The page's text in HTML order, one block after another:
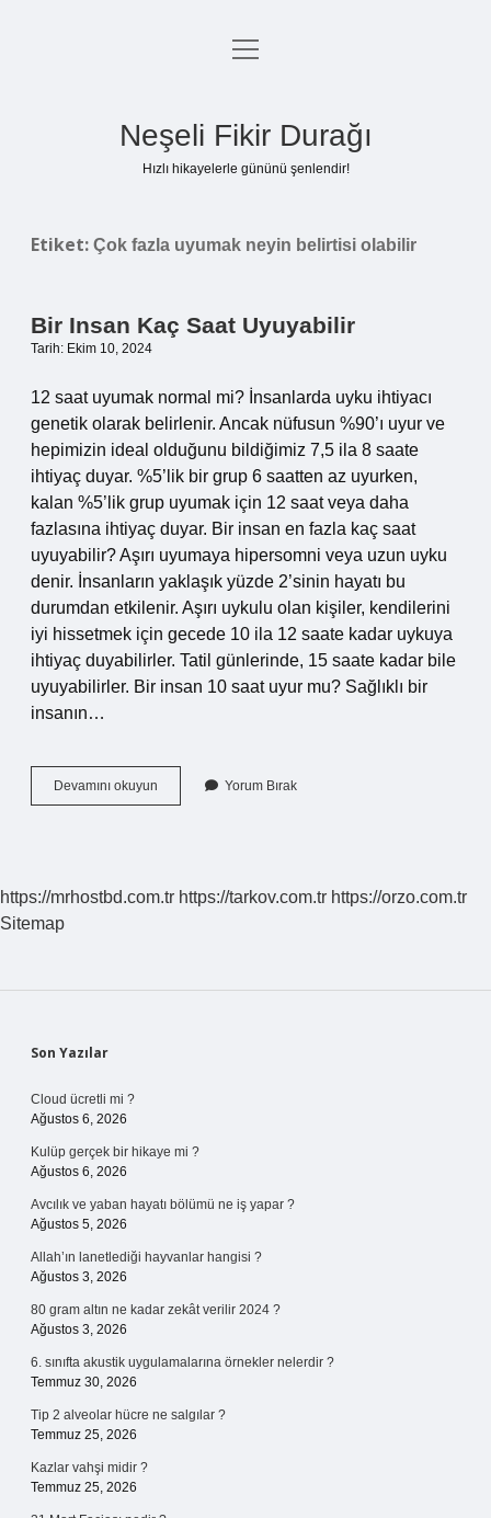
Anasayfa
menüyü
Neşeli Fikir Durağı
Hızlı hikayelerle gününü şenlendir!
Etiket: Çok fazla uyumak neyin belirtisi olabilir
Bir Insan Kaç Saat Uyuyabilir
Tarih: Ekim 10, 2024
12 saat uyumak normal mi? İnsanlarda uyku ihtiyacı
genetik olarak belirlenir. Ancak nüfusun %90’ı uyur ve
hepimizin ideal olduğunu bildiğimiz 7,5 ila 8 saate
ihtiyaç duyar. %5’lik bir grup 6 saatten az uyurken,
kalan %5’lik grup uyumak için 12 saat veya daha
fazlasına ihtiyaç duyar. Bir insan en fazla kaç saat
uyuyabilir? Aşırı uyumaya hipersomni veya uzun uyku
denir. İnsanların yaklaşık yüzde 2’sinin hayatı bu
durumdan etkilenir. Aşırı uykulu olan kişiler, kendilerini
iyi hissetmek için gecede 10 ila 12 saate kadar uykuya
ihtiyaç duyabilirler. Tatil günlerinde, 15 saate kadar bile
uyuyabilirler. Bir insan 10 saat uyur mu? Sağlıklı bir
insanın…
Devamını okuyun
Insan
Yorum Bırak
https://mrhostbd.com.tr https://tarkov.com.tr https://orzo.com.tr
Sitemap
Sidebar
Son Yazılar
Cloud ücretli mi ?
Ağustos 6, 2026
Kulüp gerçek bir hikaye mi ?
Ağustos 6, 2026
Avcılık ve yaban hayatı bölümü ne iş yapar ?
Ağustos 5, 2026
Allah’ın lanetlediği hayvanlar hangisi ?
Ağustos 3, 2026
80 gram altın ne kadar zekât verilir 2024 ?
Ağustos 3, 2026
6. sınıfta akustik uygulamalarına örnekler nelerdir ?
Temmuz 30, 2026
Tip 2 alveolar hücre ne salgılar ?
Temmuz 25, 2026
Kazlar vahşi midir ?
Temmuz 25, 2026